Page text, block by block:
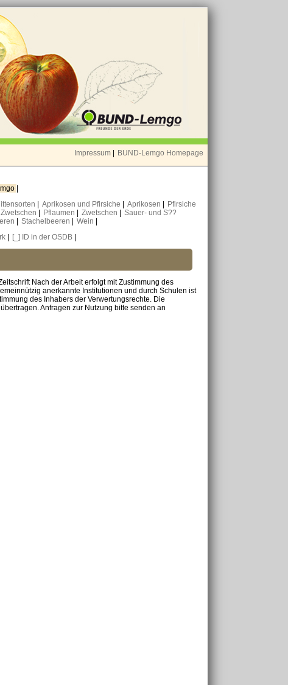
Impressum BUND-Lemgo Homepage
Aprikosen und Pfirsiche Aprikosen
Pfirsiche
Pflaumen Zwetschen
Sauer- und S??
Stachelbeeren Wein
[_] ID in der OSDB
Nach der Arbeit erfolgt mit Zustimmung des
anerkannte Institutionen und durch Schulen ist
des Inhabers der Verwertungsrechte. Die
Anfragen zur Nutzung bitte senden an